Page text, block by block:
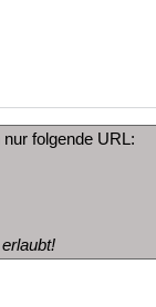
folgende URL:
erlaubt!